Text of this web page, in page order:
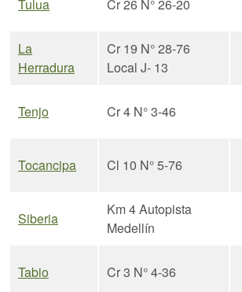
Tulua Cr 26 N° 26-20
La
Herradura
Cr 19 N° 28-76
Local J- 13
Tenjo Cr 4 N° 3-46
Tocancipa Cl 10 N° 5-76
Siberia
Km 4 Autopista
Medellín
Tabio Cr 3 N° 4-36